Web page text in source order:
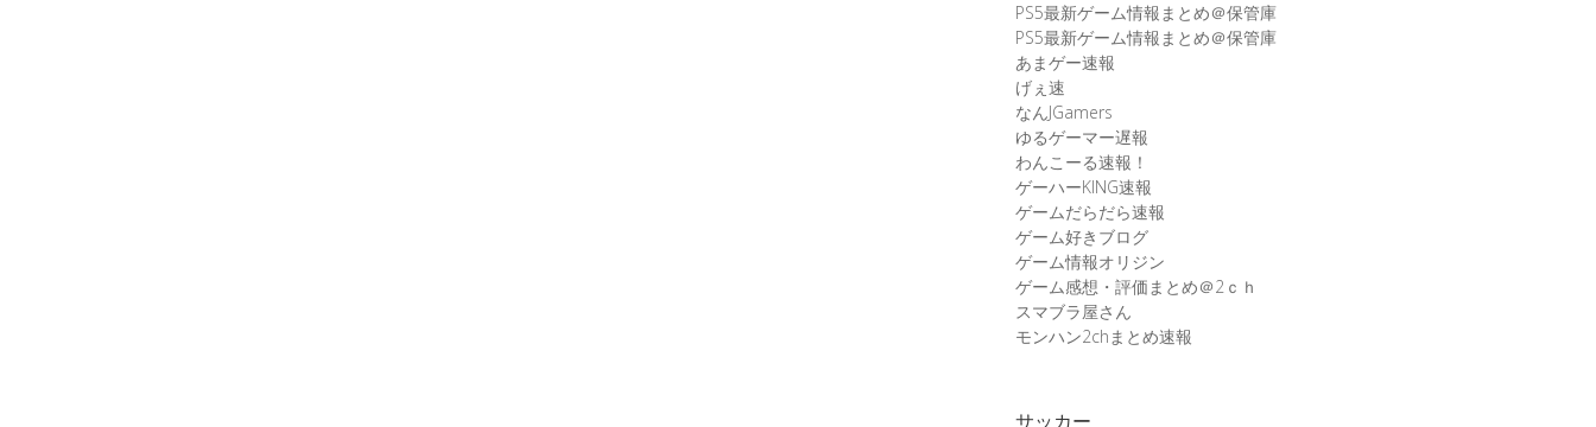
PS5最新ゲーム情報まとめ＠保管庫
PS5最新ゲーム情報まとめ＠保管庫
あまゲー速報
げぇ速
なんJGamers
ゆるゲーマー遅報
わんこーる速報！
ゲーハーKING速報
ゲームだらだら速報
ゲーム好きブログ
ゲーム情報オリジン
ゲーム感想・評価まとめ＠2ｃｈ
スマブラ屋さん
モンハン2chまとめ速報
サッカー